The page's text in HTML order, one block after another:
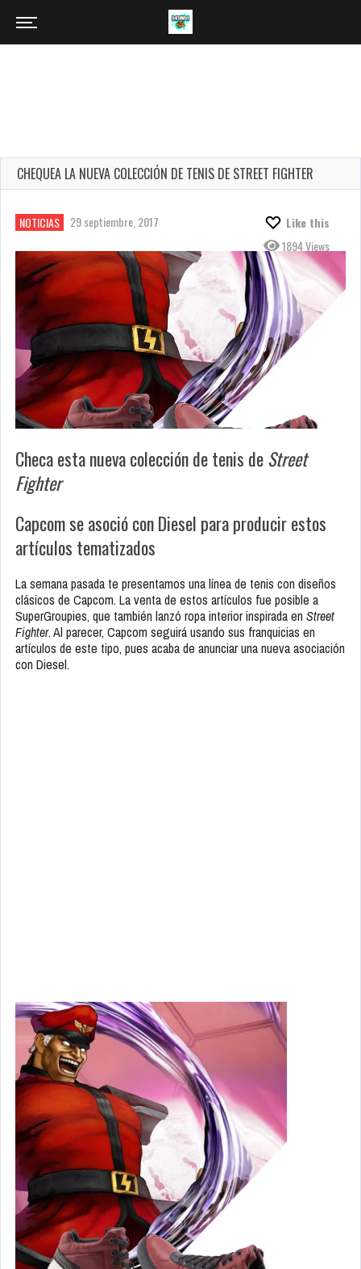
CHEQUEA LA NUEVA COLECCIÓN DE TENIS DE STREET FIGHTER
NOTICIAS 29 septiembre, 2017
Like this
1894 Views
Checa esta nueva colección de tenis de Street
Fighter
Capcom se asoció con Diesel para producir estos
artículos tematizados
La semana pasada te presentamos una línea de tenis con diseños
clásicos de Capcom. La venta de estos artículos fue posible a
SuperGroupies, que también lanzó ropa interior inspirada en Street
Fighter. Al parecer, Capcom seguirá usando sus franquicias en
artículos de este tipo, pues acaba de anunciar una nueva asociación
con Diesel.